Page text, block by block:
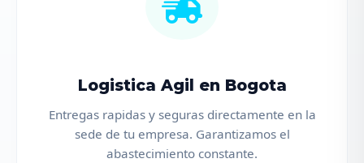
Logistica Agil en Bogota
Entregas rapidas y seguras directamente en la
sede de tu empresa. Garantizamos el
abastecimiento constante.